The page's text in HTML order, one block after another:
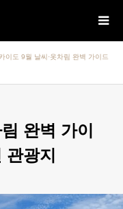
이도 9월 날씨·옷차림 완벽 가이드
완벽 가이
광지